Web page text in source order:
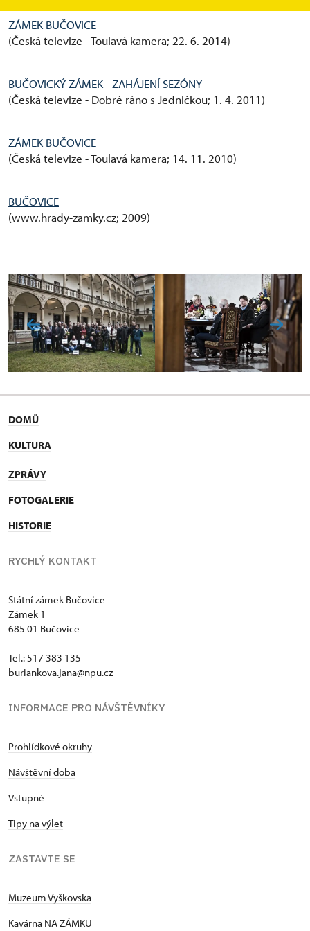
ZÁMEK BUČOVICE
(Česká televize - Toulavá kamera; 22. 6. 2014)
BUČOVICKÝ ZÁMEK - ZAHÁJENÍ SEZÓNY
(Česká televize - Dobré ráno s Jedničkou; 1. 4. 2011)
ZÁMEK BUČOVICE
(Česká televize - Toulavá kamera; 14. 11. 2010)
BUČOVICE
(www.hrady-zamky.cz; 2009)
DOMŮ
KULTURA
ZPRÁVY
FOTOGALERIE
HISTORIE
RYCHLÝ KONTAKT
Státní zámek Bučovice
Zámek 1
685 01 Bučovice
Tel.: 517 383 135
buriankova.jana@npu.cz
INFORMACE PRO NÁVŠTĚVNÍKY
Prohlídkové okruhy
Návštěvní doba
Vstupné
Tipy na výlet
ZASTAVTE SE
Muzeum Vyškovska
Kavárna NA ZÁMKU